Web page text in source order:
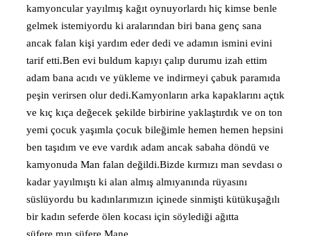
kamyoncular yayılmış kağıt oynuyorlardı hiç kimse benle
gelmek istemiyordu ki aralarından biri bana genç sana
ancak falan kişi yardım eder dedi ve adamın ismini evini
tarif etti.Ben evi buldum kapıyı çalıp durumu izah ettim
adam bana acıdı ve yükleme ve indirmeyi çabuk paramıda
peşin verirsen olur dedi.Kamyonların arka kapaklarını açtık
ve kıç kıça değecek şekilde birbirine yaklaştırdık ve on ton
yemi çocuk yaşımla çocuk bileğimle hemen hemen hepsini
ben taşıdım ve eve vardık adam ancak sabaha döndü ve
kamyonuda Man falan değildi.Bizde kırmızı man sevdası o
kadar yayılmıştı ki alan almış almıyanında rüyasını
süslüyordu bu kadınlarımızın içinede sinmişti kütükuşağılı
bir kadın seferde ölen kocası için söylediği ağıtta